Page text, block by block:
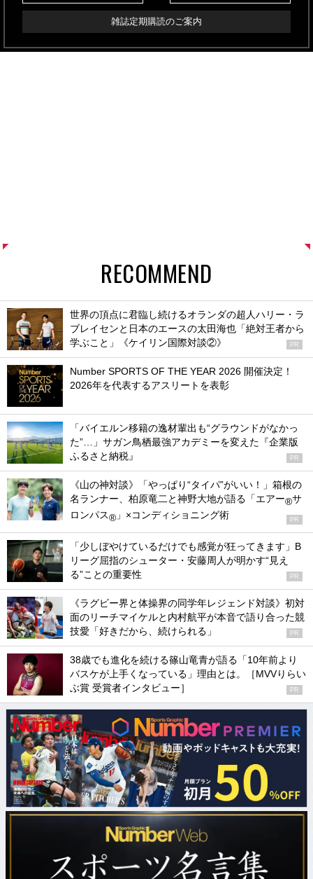
雑誌定期購読のご案内
RECOMMEND
世界の頂点に君臨し続けるオランダの超人ハリー・ラ
ブレイセンと日本のエースの太田海也「絶対王者から
学ぶこと」《ケイリン国際対談②》
PR
Number SPORTS OF THE YEAR 2026 開催決定！
2026年を代表するアスリートを表彰
「バイエルン移籍の逸材輩出も“グラウンドがなかっ
た”…」サガン鳥栖最強アカデミーを変えた『企業版
ふるさと納税』
PR
《山の神対談》「やっぱり“タイパ”がいい！」箱根の
名ランナー、柏原竜二と神野大地が語る「エアー®サ
ロンパス® 」×コンディショニング術 PR
「少しぼやけているだけでも感覚が狂ってきます」B
リーグ屈指のシューター・安藤周人が明かす“見え
る”ことの重要性
PR
《ラグビー界と体操界の同学年レジェンド対談》初対
面のリーチマイケルと内村航平が本音で語り合った競
技愛「好きだから、続けられる」
PR
38歳でも進化を続ける篠山竜青が語る「10年前より
バスケが上手くなっている」理由とは。［MVVりらい
ぶ賞 受賞者インタビュー］
PR